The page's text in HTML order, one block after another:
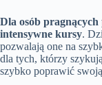
Dla osób pragnących
intensywne kursy.
pozwalają one na
dla tych, którzy
szybko poprawić